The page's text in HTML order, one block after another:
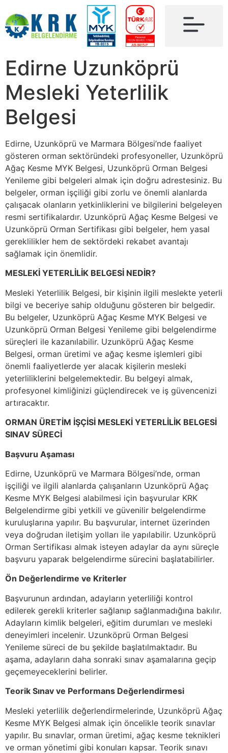
Edirne Uzunköprü
Mesleki Yeterlilik
Belgesi
Edirne, Uzunköprü ve Marmara Bölgesi’nde faaliyet
gösteren orman sektöründeki profesyoneller, Uzunköprü
Ağaç Kesme MYK Belgesi, Uzunköprü Orman Belgesi
Yenileme gibi belgeleri almak için doğru adrestesiniz. Bu
belgeler, orman işçiliği gibi zorlu ve önemli alanlarda
çalışacak olanların yetkinliklerini ve bilgilerini belgeleyen
resmi sertifikalardır. Uzunköprü Ağaç Kesme Belgesi ve
Uzunköprü Orman Sertifikası gibi belgeler, hem yasal
gereklilikler hem de sektördeki rekabet avantajı
sağlamak için önemlidir.
MESLEKİ YETERLİLİK BELGESİ NEDİR?
Mesleki Yeterlilik Belgesi, bir kişinin ilgili meslekte yeterli
bilgi ve beceriye sahip olduğunu gösteren bir belgedir.
Bu belgeler, Uzunköprü Ağaç Kesme MYK Belgesi ve
Uzunköprü Orman Belgesi Yenileme gibi belgelendirme
süreçleri ile kazanılabilir. Uzunköprü Ağaç Kesme
Belgesi, orman üretimi ve ağaç kesme işlemleri gibi
önemli faaliyetlerde yer alacak kişilerin mesleki
yeterliliklerini belgelemektedir. Bu belgeyi almak,
profesyonel kimliğinizi güçlendirecek ve iş güvencenizi
artıracaktır.
ORMAN ÜRETİM İŞÇİSİ MESLEKİ YETERLİLİK BELGESİ
SINAV SÜRECİ
Başvuru Aşaması
Edirne, Uzunköprü ve Marmara Bölgesi’nde, orman
işçiliği ve ilgili alanlarda çalışanların Uzunköprü Ağaç
Kesme MYK Belgesi alabilmesi için başvurular KRK
Belgelendirme gibi yetkili ve güvenilir belgelendirme
kuruluşlarına yapılır. Bu başvurular, internet üzerinden
veya doğrudan iletişim yolları ile yapılabilir. Uzunköprü
Orman Sertifikası almak isteyen adaylar da aynı süreçle
başvuru yaparak belgelendirme sürecini başlatabilirler.
Ön Değerlendirme ve Kriterler
Başvurunun ardından, adayların yeterliliği kontrol
edilerek gerekli kriterler sağlanıp sağlanmadığına bakılır.
Adayların kimlik belgeleri, eğitim durumları ve mesleki
deneyimleri incelenir. Uzunköprü Orman Belgesi
Yenileme süreci de bu şekilde başlatılmaktadır. Bu
aşama, adayların daha sonraki sınav aşamalarına geçip
geçemeyeceklerini belirler.
Teorik Sınav ve Performans Değerlendirmesi
Mesleki yeterlilik değerlendirmelerinde, Uzunköprü Ağaç
Kesme MYK Belgesi almak için öncelikle teorik sınavlar
yapılır. Bu sınavlar, orman üretimi, ağaç kesme teknikleri
ve orman yönetimi gibi konuları kapsar. Teorik sınavı